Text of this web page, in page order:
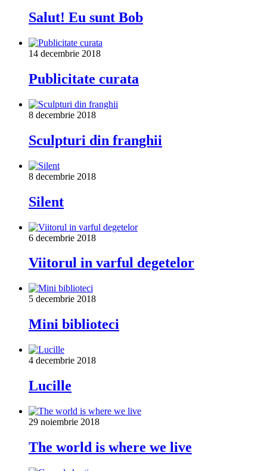
Salut! Eu sunt Bob
14 decembrie 2018
Publicitate curata
8 decembrie 2018
Sculpturi din franghii
8 decembrie 2018
Silent
6 decembrie 2018
Viitorul in varful degetelor
5 decembrie 2018
Mini biblioteci
4 decembrie 2018
Lucille
29 noiembrie 2018
The world is where we live